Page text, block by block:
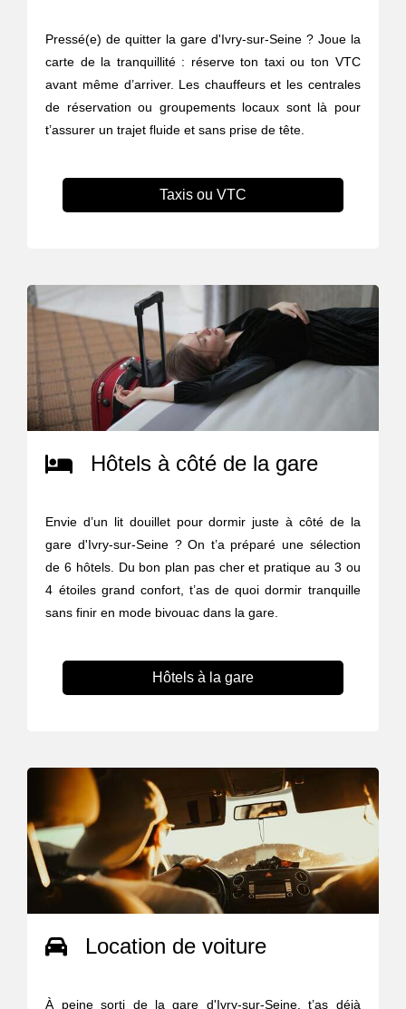
Pressé(e) de quitter la gare d'Ivry-sur-Seine ? Joue la
carte de la tranquillité : réserve ton taxi ou ton VTC
avant même d’arriver. Les chauffeurs et les centrales
de réservation ou groupements locaux sont là pour
t’assurer un trajet fluide et sans prise de tête.
Taxis ou VTC
Hôtels à côté de la gare
Envie d’un lit douillet pour dormir juste à côté de la
gare d'Ivry-sur-Seine ? On t’a préparé une sélection
de 6 hôtels. Du bon plan pas cher et pratique au 3 ou
4 étoiles grand confort, t’as de quoi dormir tranquille
sans finir en mode bivouac dans la gare.
Hôtels à la gare
Location de voiture
À peine sorti de la gare d'Ivry-sur-Seine, t’as déjà